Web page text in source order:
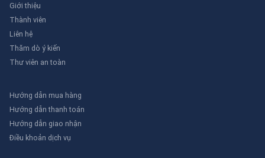
Giới thiệu
Thành viên
Liên hệ
Thăm dò ý kiến
Thư viên an toàn
Hướng dẫn mua hàng
Hướng dẫn thanh toán
Hướng dẫn giao nhận
Điều khoản dịch vụ